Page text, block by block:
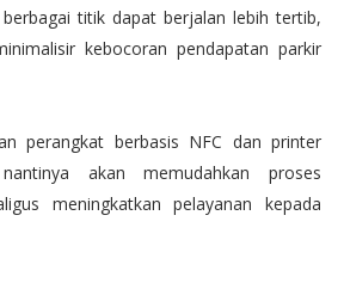
titik dapat berjalan lebih tertib,
kebocoran pendapatan parkir
perangkat berbasis NFC dan printer
akan memudahkan proses
meningkatkan pelayanan kepada